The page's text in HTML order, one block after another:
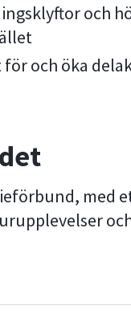
och
och öka
med